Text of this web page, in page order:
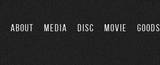
ABOUT MEDIA DISC MOVIE GOODS